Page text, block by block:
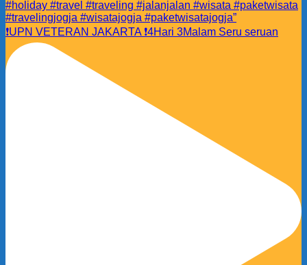
❗️UPN VETERAN JAKARTA ❗️4Hari 3Malam Seru seruan